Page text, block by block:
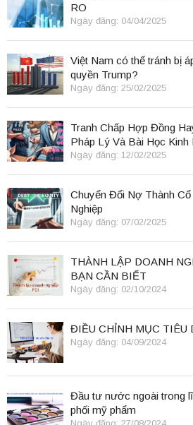
RO
Ngày đăng: 04/04/2025
Việt Nam có thể tránh bị
quyền Trump?
Ngày đăng: 25/02/2025
Tranh Chấp Hợp Đồng
Pháp Lý Và Bài Học Kinh
Ngày đăng: 12/02/2025
Chuyển Đổi Nợ Thành
Nghiệp
Ngày đăng: 07/02/2025
THÀNH LẬP DOANH
BẠN CẦN BIẾT
Ngày đăng: 02/10/2024
ĐIỀU CHỈNH MỤC TIÊU
Ngày đăng: 04/09/2024
Đầu tư nước ngoài trong
phối mỹ phẩm